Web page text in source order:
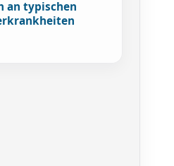
an typischen